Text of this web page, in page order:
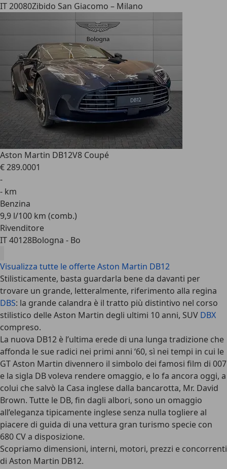
IT 20080Zibido San Giacomo – Milano
Aston Martin DB12V8 Coupé
€ 289.0001
-
- km
Benzina
9,9 l/100 km (comb.)
Rivenditore
IT 40128Bologna - Bo
Visualizza tutte le offerte Aston Martin DB12
Stilisticamente, basta guardarla bene da davanti per
trovare un grande, letteralmente, riferimento alla regina
DBS: la grande calandra è il tratto più distintivo nel corso
stilistico delle Aston Martin degli ultimi 10 anni, SUV DBX
compreso.
La nuova DB12 è l’ultima erede di una lunga tradizione che
affonda le sue radici nei primi anni ‘60, sì nei tempi in cui le
GT Aston Martin divennero il simbolo dei famosi film di 007
e la sigla DB voleva rendere omaggio, e lo fa ancora oggi, a
colui che salvò la Casa inglese dalla bancarotta, Mr. David
Brown. Tutte le DB, fin dagli albori, sono un omaggio
all’eleganza tipicamente inglese senza nulla togliere al
piacere di guida di una vettura gran turismo specie con
680 CV a disposizione.
Scopriamo dimensioni, interni, motori, prezzi e concorrenti
di Aston Martin DB12.